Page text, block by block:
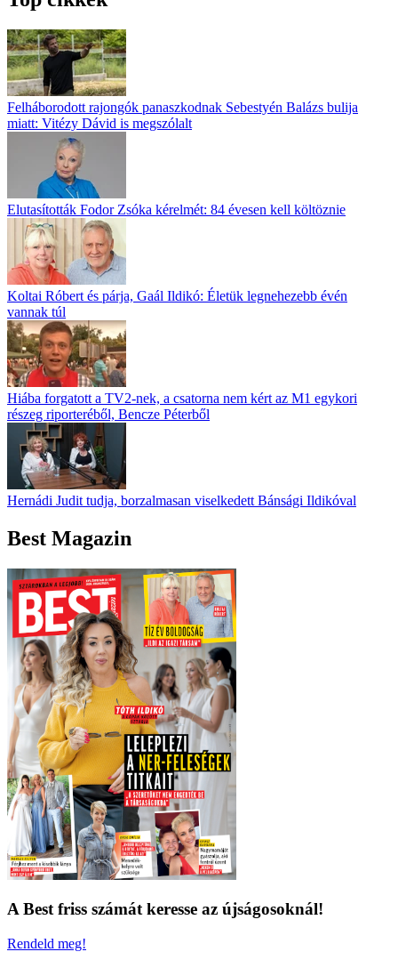
Felháborodott rajongók panaszkodnak Sebestyén Balázs bulija
miatt: Vitézy Dávid is megszólalt
Elutasították Fodor Zsóka kérelmét: 84 évesen kell költöznie
Koltai Róbert és párja, Gaál Ildikó: Életük legnehezebb évén
vannak túl
Hiába forgatott a TV2-nek, a csatorna nem kért az M1 egykori
részeg riporteréből, Bencze Péterből
Hernádi Judit tudja, borzalmasan viselkedett Bánsági Ildikóval
Best Magazin
A Best friss számát keresse az újságosoknál!
Rendeld meg!